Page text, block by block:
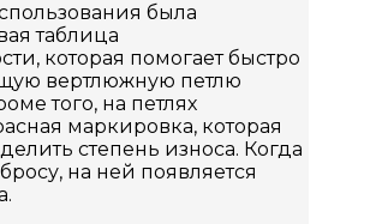
была
таблица
которая помогает быстро
вертлюжную петлю
того, на петлях
маркировка, которая
степень износа. Когда
на ней появляется